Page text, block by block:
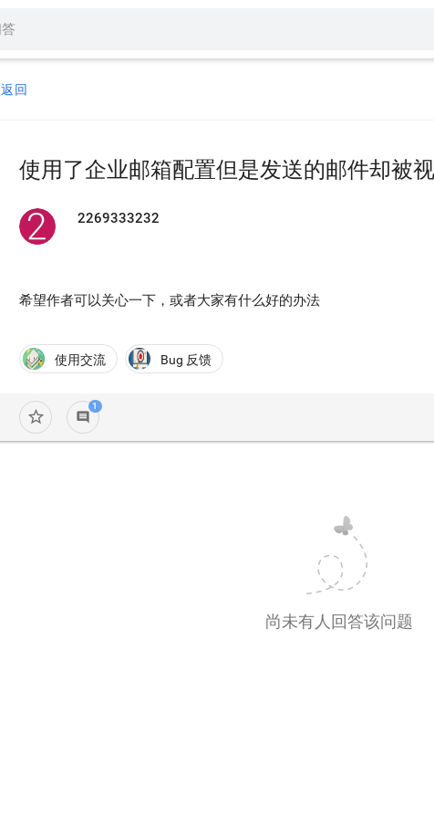
返回
使用了企业邮箱配置但是发送的邮件却被
2269333232
希望作者可以关心一下，或者大家有什么好的办法
使用交流 Bug 反馈
star_border
1
comment
尚未有人回答该问题